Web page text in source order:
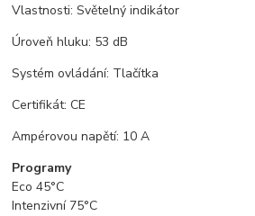
Vlastnosti: Světelný indikátor
Úroveň hluku: 53 dB
Systém ovládání: Tlačítka
Certifikát: CE
Ampérovou napětí: 10 A
Programy
Eco 45°C
Intenzivní 75°C